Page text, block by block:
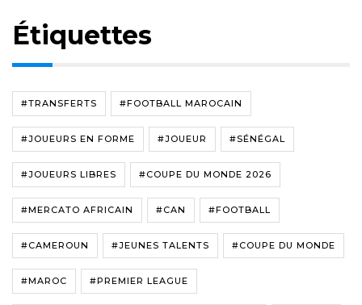
Étiquettes
#TRANSFERTS #FOOTBALL MAROCAIN
#JOUEURS EN FORME #JOUEUR #SÉNÉGAL
#JOUEURS LIBRES #COUPE DU MONDE 2026
#MERCATO AFRICAIN #CAN #FOOTBALL
#CAMEROUN #JEUNES TALENTS #COUPE DU MONDE
#MAROC #PREMIER LEAGUE